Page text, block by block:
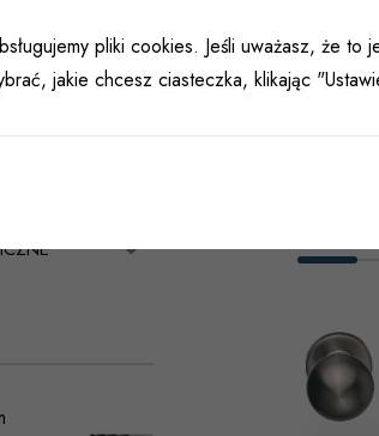
pliki cookies. Jeśli uważasz, że
jakie chcesz ciasteczka, klikając